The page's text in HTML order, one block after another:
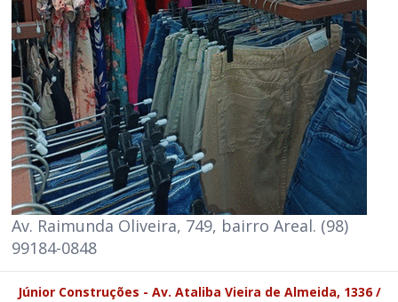
Av. Raimunda Oliveira, 749, bairro Areal. (98)
99184-0848
Júnior Construções - Av. Ataliba Vieira de Almeida, 1336 /